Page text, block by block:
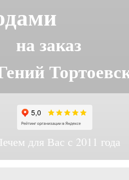
для Вас с 2011 года
на заказ